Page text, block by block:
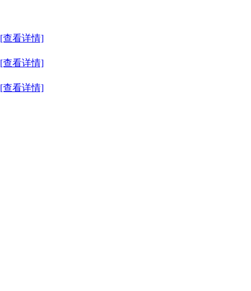
[查看详情]
[查看详情]
[查看详情]